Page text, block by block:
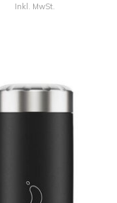
Inkl. MwSt.